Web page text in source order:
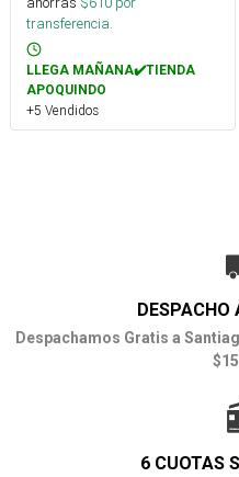
transferencia.
LLEGA MAÑANA✔️TIENDA
APOQUINDO
+5 Vendidos
DESPACHO
Despachamos Gratis a
6 CUOTAS